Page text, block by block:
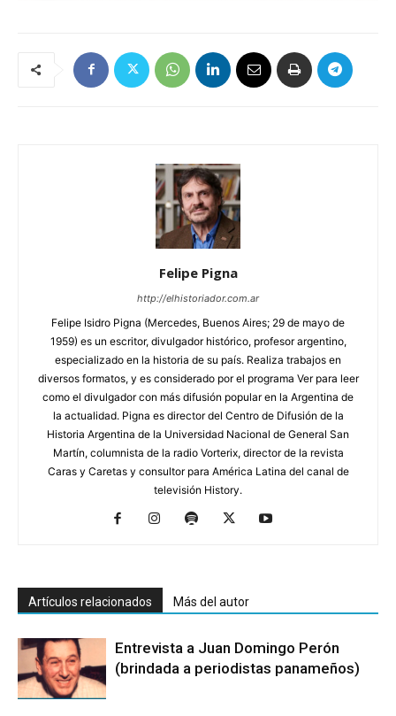
Felipe Pigna
http://elhistoriador.com.ar
Felipe Isidro Pigna (Mercedes, Buenos Aires; 29 de mayo de
1959) es un escritor, divulgador histórico, profesor argentino,
especializado en la historia de su país. Realiza trabajos en
diversos formatos, y es considerado por el programa Ver para leer
como el divulgador con más difusión popular en la Argentina de
la actualidad. Pigna es director del Centro de Difusión de la
Historia Argentina de la Universidad Nacional de General San
Martín, columnista de la radio Vorterix, director de la revista
Caras y Caretas y consultor para América Latina del canal de
televisión History.
Artículos relacionados Más del autor
Entrevista a Juan Domingo Perón
(brindada a periodistas panameños)